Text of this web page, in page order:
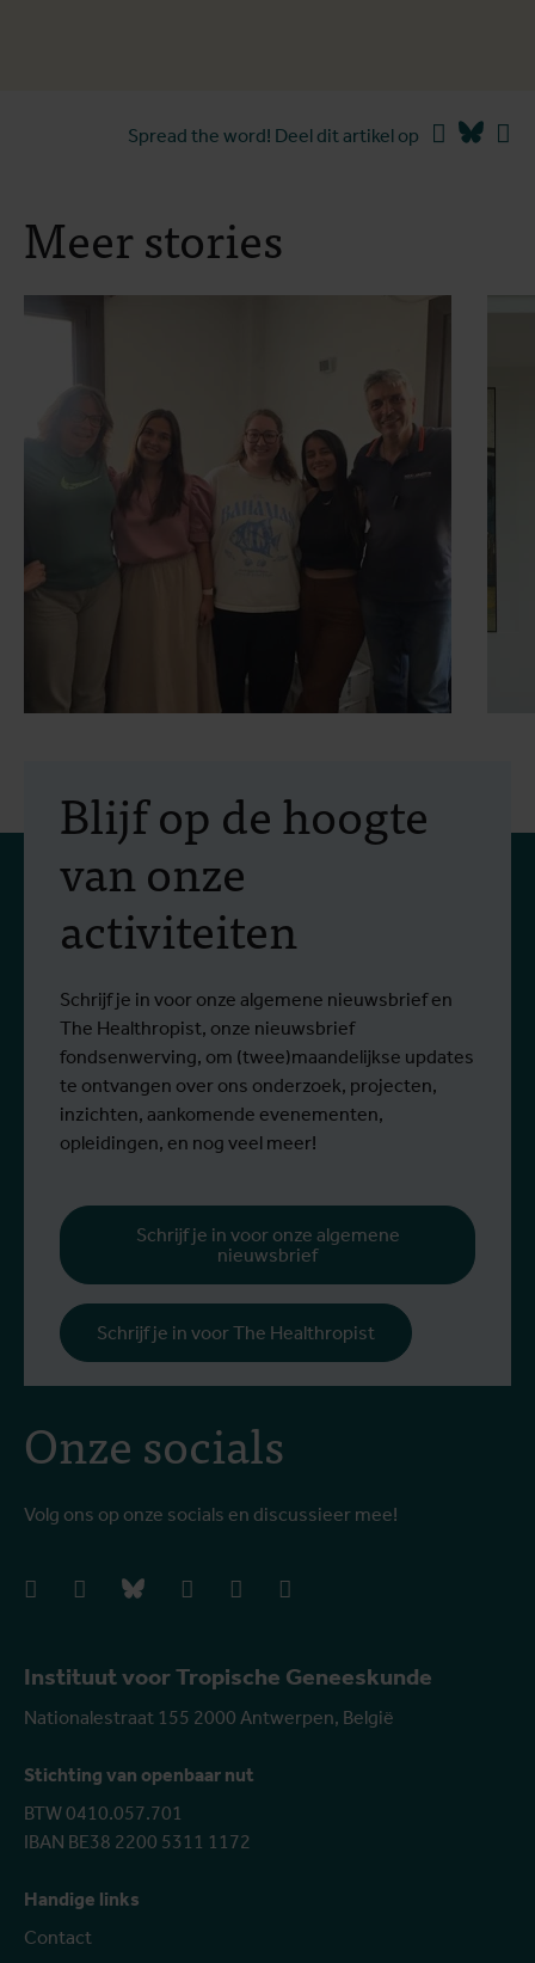
Spread the word! Deel dit artikel op Facebook
Meer stories
Erasmus+-mobiliteit:
praktijkopleiding in
vectorbestrijding en
screening op het West-
Van 6 tot 17 juli 2026 namen Stien
ITG-wetenschappers van de Dienst
Entomologie, deel aan een opleiding bij
Ecodevelopment in Griekenland, met de
steun van een Erasmus+-mobiliteitsbeurs
voor personeel.
Instituut voor Tropische Geneeskunde
Nationalestraat 155 2000 Antwerpen, België
Stichting van openbaar nut
BTW 0410.057.701
IBAN BE38 2200 5311 1172
Handige links
Contact
Onze socials
Volg ons op onze socials en discussieer mee!
facebookinstagrambluesky linkedIn youtube
Blijf op de hoogte
van onze
activiteiten
Schrijf je in voor onze algemene nieuwsbrief en
The Healthropist, onze nieuwsbrief
fondsenwerving, om (twee)maandelijkse updates
te ontvangen over ons onderzoek, projecten,
inzichten, aankomende evenementen,
opleidingen, en nog veel meer!
Schrijf je in voor onze algemene
nieuwsbrief
Schrijf je in voor The Healthropist